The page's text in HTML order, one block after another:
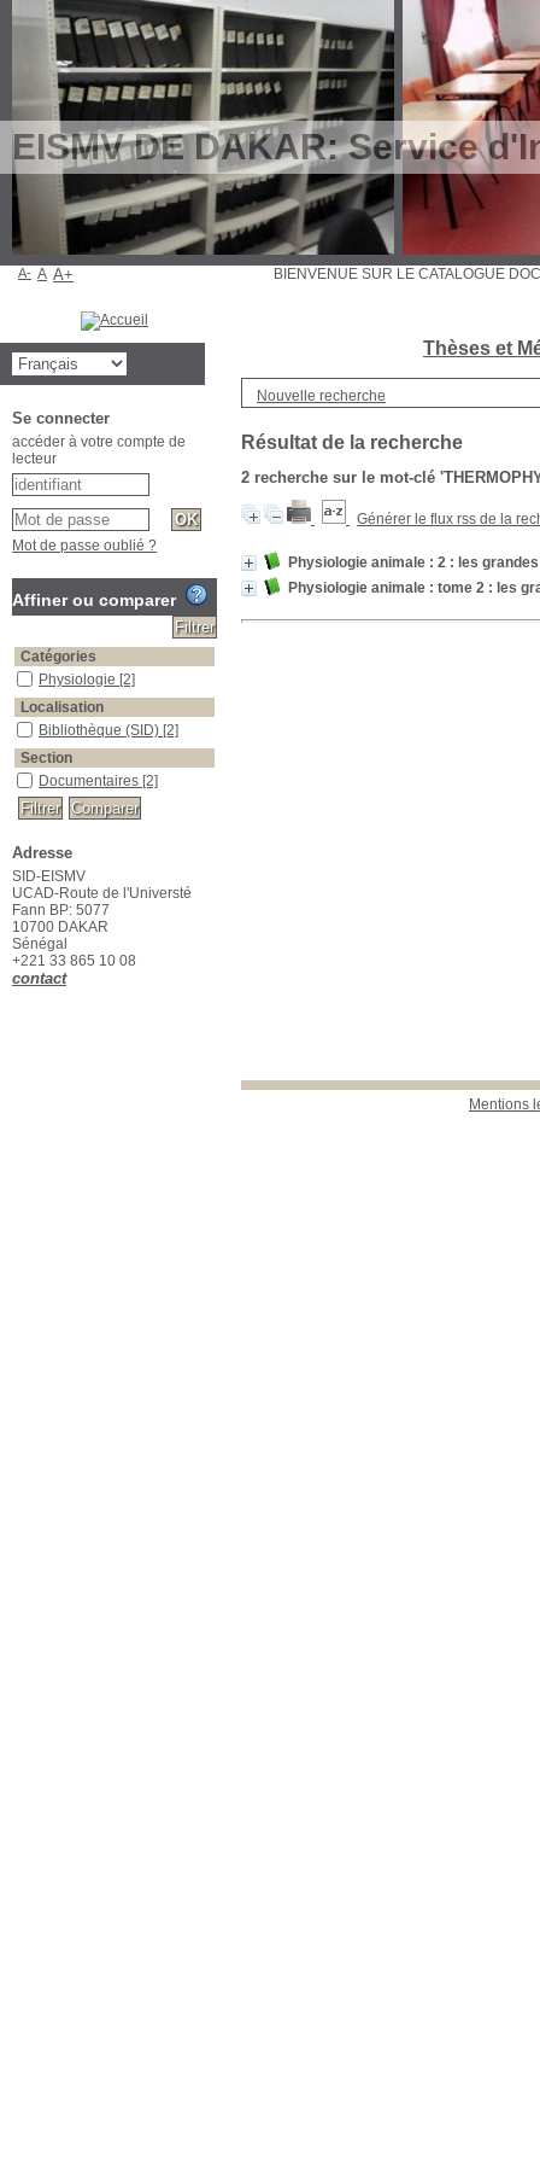
EISMV DE DAKAR: Service
Thèses et
Nouvelle recherche
Résultat de la recherche
2 recherche sur le mot-clé
Générer le flux rss de la
Physiologie animale : 2 : les
Physiologie animale : tome 2 : les
Mentions
BIENVENUE SUR LE CATALOGUE
A- A A+
Se connecter
accéder à votre compte de
lecteur
Mot de passe oublié ?
Affiner ou comparer
Catégories
Physiologie [2]
Localisation
Bibliothèque (SID) [2]
Section
Documentaires [2]
thermophysiologie
Adresse
SID-EISMV
UCAD-Route de l'Universté
Fann BP: 5077
10700 DAKAR
Sénégal
+221 33 865 10 08
contact